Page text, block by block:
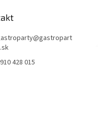
@gastropart
428 015